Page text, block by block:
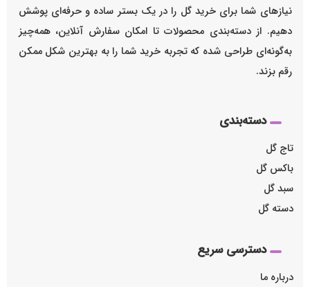
نیازهای شما برای خرید گل را در یک بستر ساده و حرفه‌ای پوشش
دهیم. از دسته‌بندی محصولات تا امکان سفارش آنلاین، همه‌چیز
به‌گونه‌ای طراحی شده که تجربه خرید شما را به بهترین شکل ممکن
رقم بزند.
دسته‌بندی
تاج گل
باکس گل
سبد گل
دسته گل
دسترسی سریع
درباره ما